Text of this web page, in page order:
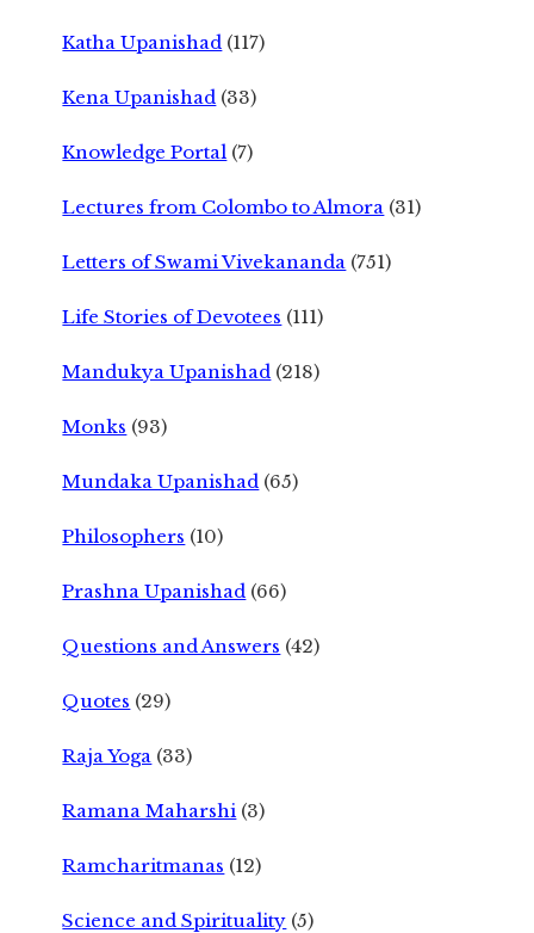
Katha Upanishad (117)
Kena Upanishad (33)
Knowledge Portal (7)
Lectures from Colombo to Almora (31)
Letters of Swami Vivekananda (751)
Life Stories of Devotees (111)
Mandukya Upanishad (218)
Monks (93)
Mundaka Upanishad (65)
Philosophers (10)
Prashna Upanishad (66)
Questions and Answers (42)
Quotes (29)
Raja Yoga (33)
Ramana Maharshi (3)
Ramcharitmanas (12)
Science and Spirituality (5)